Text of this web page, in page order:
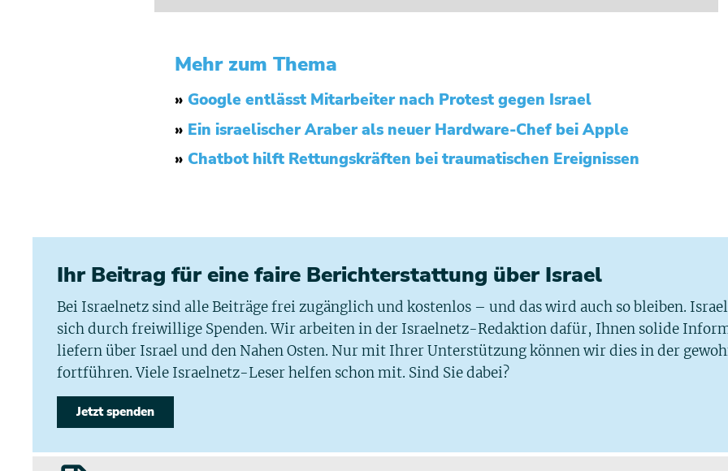
Mehr zum Thema
» Google entlässt Mitarbeiter nach Protest gegen Israel
» Ein israelischer Araber als neuer Hardware-Chef bei Apple
» Chatbot hilft Rettungskräften bei traumatischen Ereignissen
Ihr Beitrag für eine faire Berichterstattung über Israel
Bei Israelnetz sind alle Beiträge frei zugänglich und kostenlos – und das wird auch so bleiben.
sich durch freiwillige Spenden. Wir arbeiten in der Israelnetz-Redaktion dafür, Ihnen solide
liefern über Israel und den Nahen Osten. Nur mit Ihrer Unterstützung können wir dies in der
fortführen. Viele Israelnetz-Leser helfen schon mit. Sind Sie dabei?
Jetzt spenden